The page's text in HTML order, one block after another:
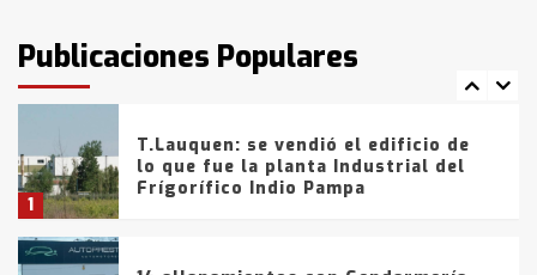
Publicaciones Populares
fueron detenidos por
comercialización de drogas en la
tarde del sábado
1
T.Lauquen: se vendió el edificio de
lo que fue la planta Industrial del
Frígorífico Indio Pampa